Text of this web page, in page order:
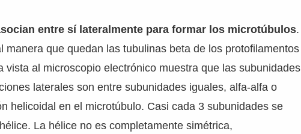
entre sí lateralmente para formar los microtúbulos.
manera que quedan las tubulinas beta de los protofilamentos
vista al microscopio electrónico muestra que las subunidades
laterales son entre subunidades iguales, alfa-alfa o
helicoidal en el microtúbulo. Casi cada 3 subunidades se
La hélice no es completamente simétrica,